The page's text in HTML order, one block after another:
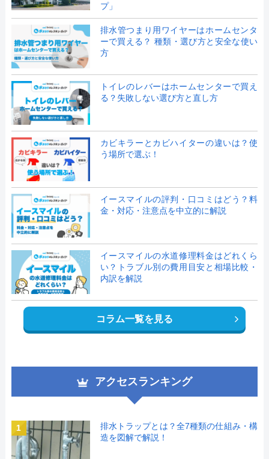
プ」
排水管つまり用ワイヤーはホームセンタ
ーで買える？ 種類・選び方と安全な使い
方
トイレのレバーはホームセンターで買え
る？失敗しない選び方と直し方
カビキラーとカビハイターの違いは？使
う場所で選ぶ！
イースマイルの評判・口コミはどう？料
金・対応・注意点を中立的に解説
イースマイルの水道修理料金はどれくら
い？トラブル別の費用目安と相場比較・
内訳を解説
コラム一覧を見る
アクセスランキング
1
排水トラップとは？全7種類の仕組み・構
造を図解で解説！